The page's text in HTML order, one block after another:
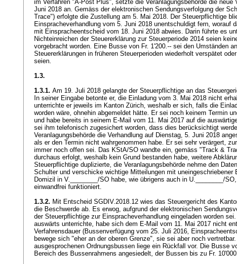
im Verfahren "A-Post Plus", setzte die Veranlagungsbehörde die neue
Juni 2018 an. Gemäss der elektronischen Sendungsverfolgung der
Trace") erfolgte die Zustellung am 5. Mai 2018. Der Steuerpflichtige
Einspracheverhandlung vom 5. Juni 2018 unentschuldigt fern, worauf
mit Einspracheentscheid vom 18. Juni 2018 abwies. Darin führte es
Nichteinreichen der Steuererklärung zur Steuerperiode 2014 seien
vorgebracht worden. Eine Busse von Fr. 1'200.-- sei den Umständen
Steuererklärungen in früheren Steuerperioden wiederholt verspätet
seien.
1.3.
1.3.1. Am 19. Juli 2018 gelangte der Steuerpflichtige an das
In seiner Eingabe betonte er, die Einladung vom 3. Mai 2018 nicht
unterrichte er jeweils im Kanton Zürich, weshalb er sich, falls die
worden wäre, ohnehin abgemeldet hätte. Er sei noch keinem Termin
und habe bereits in seinem E-Mail vom 11. Mai 2017 auf die
sei ihm telefonisch zugesichert worden, dass dies berücksichtigt
Veranlagungsbehörde die Verhandlung auf Dienstag, 5. Juni 2018
als er den Termin nicht wahrgenommen habe. Er sei sehr verärgert,
immer noch offen sei. Das KStA/SO wandte ein, gemäss "Track &
durchaus erfolgt, weshalb kein Grund bestanden habe, weitere
Steuerpflichtige duplizierte, die Veranlagungsbehörde nehme den
Schulter und verschicke wichtige Mitteilungen mit uneingeschriebener
Domizil in V.________/SO habe, wie übrigens auch in U.________/
einwandfrei funktioniert.
1.3.2. Mit Entscheid SGDIV.2018.12 wies das Steuergericht des
die Beschwerde ab. Es erwog, aufgrund der elektronischen
der Steuerpflichtige zur Einspracheverhandlung eingeladen worden
auswärts unterrichte, habe sich dem E-Mail vom 11. Mai 2017 nicht
Verfahrensdauer (Bussenverfügung vom 25. Juli 2016,
bewege sich "eher an der oberen Grenze", sie sei aber noch
ausgesprochenen Ordnungsbussen liege ein Rückfall vor. Die Busse
Bereich des Bussenrahmens angesiedelt, der Bussen bis zu Fr.